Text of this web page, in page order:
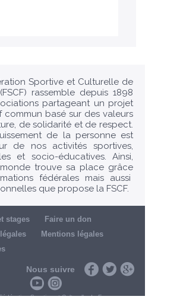
Sportive et Culturelle de
rassemble depuis 1898
partageant un projet
commun basé sur des valeurs
de solidarité et de respect.
de la personne est
de nos activités sportives,
et socio-éducatives. Ainsi,
trouve sa place grâce
fédérales mais aussi
que propose la FSCF.
stages
Faire un don
Mentions légales
Nous suivre
YoutubeInstagram
Sportive et Culturelle de France